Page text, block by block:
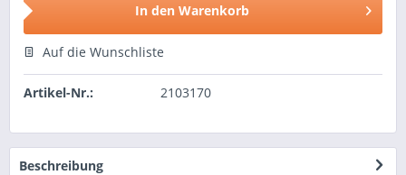
In den Warenkorb
Auf die Wunschliste
Artikel-Nr.: 2103170
Beschreibung